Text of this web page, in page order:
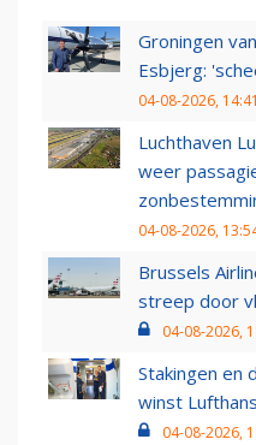
Groningen
Esbjerg:
04-08-2026, 14:41
Luchthaven
weer
04-08-2026,
Brussels
streep door
04-08-2026,
Stakingen en
winst
04-08-2026,